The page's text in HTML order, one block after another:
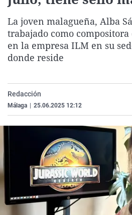
La joven malagueña, Alba
trabajado como compositora
en la empresa ILM en su
donde reside
Redacción
Málaga 25.06.2025 12:12